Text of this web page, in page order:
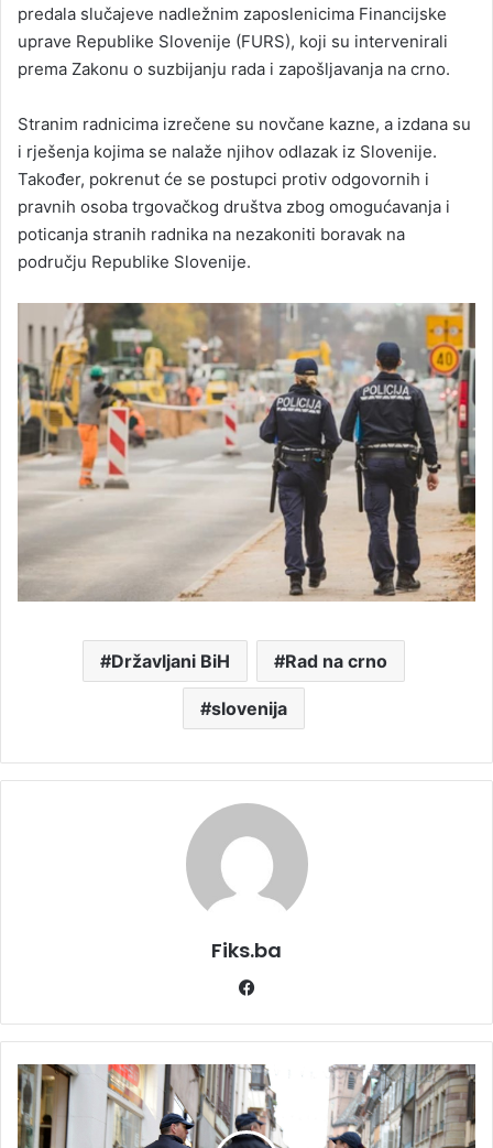
predala slučajeve nadležnim zaposlenicima Financijske
uprave Republike Slovenije (FURS), koji su intervenirali
prema Zakonu o suzbijanju rada i zapošljavanja na crno.
Stranim radnicima izrečene su novčane kazne, a izdana su
i rješenja kojima se nalaže njihov odlazak iz Slovenije.
Također, pokrenut će se postupci protiv odgovornih i
pravnih osoba trgovačkog društva zbog omogućavanja i
poticanja stranih radnika na nezakoniti boravak na
području Republike Slovenije.
Državljani BiH Rad na crno
slovenija
Fiks.ba
Dvije
rodice
iz
BiH